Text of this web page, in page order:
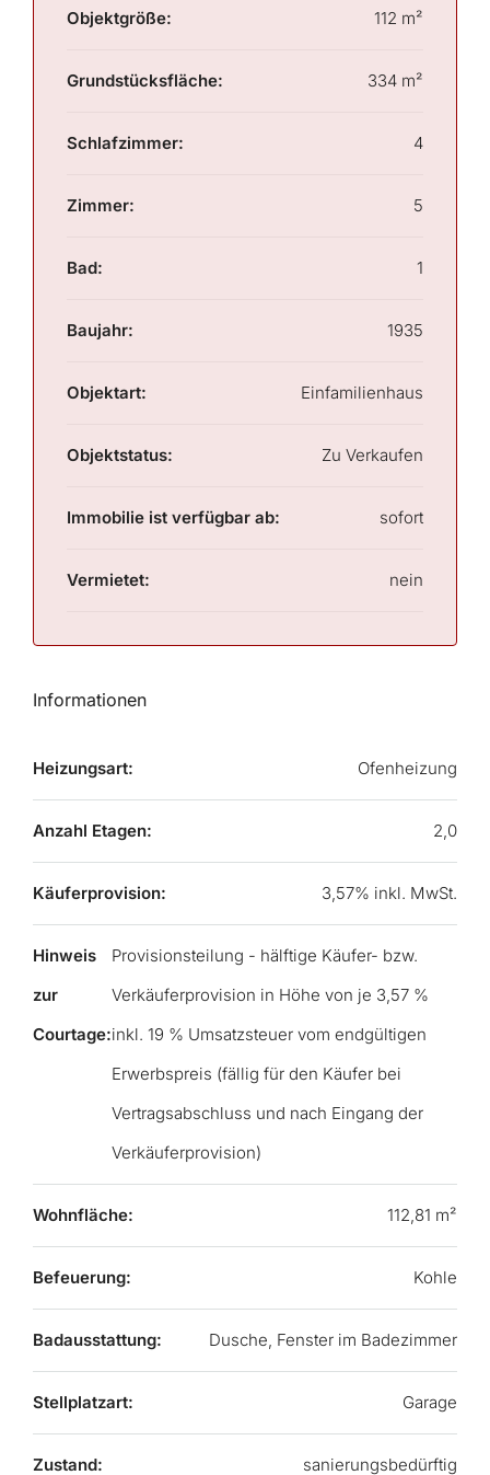
Objektgröße: 112 m²
Grundstücksfläche: 334 m²
Schlafzimmer: 4
Zimmer: 5
Bad: 1
Baujahr: 1935
Objektart: Einfamilienhaus
Objektstatus: Zu Verkaufen
Immobilie ist verfügbar ab: sofort
Vermietet: nein
Informationen
Heizungsart: Ofenheizung
Anzahl Etagen: 2,0
Käuferprovision: 3,57% inkl. MwSt.
Hinweis
zur
Courtage:
Provisionsteilung - hälftige Käufer- bzw.
Verkäuferprovision in Höhe von je 3,57 %
inkl. 19 % Umsatzsteuer vom endgültigen
Erwerbspreis (fällig für den Käufer bei
Vertragsabschluss und nach Eingang der
Verkäuferprovision)
Wohnfläche: 112,81 m²
Befeuerung: Kohle
Badausstattung: Dusche, Fenster im Badezimmer
Stellplatzart: Garage
Zustand: sanierungsbedürftig